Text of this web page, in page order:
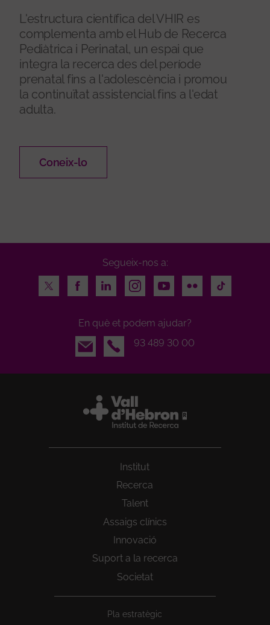
L'estructura científica del VHIR es
complementa amb el Hub de Recerca
Pediàtrica i Perinatal, un espai que
integra la recerca des del període
prenatal fins a l'adolescència i promou
la continuïtat assistencial fins a l'edat
adulta.
Coneix-lo
Segueix-nos a:
Twitter
FacebookLinkedInInstagramYoutubeFlickr TikTok
En què et podem ajudar?
Email
93 489 30 00
Institut
Recerca
Talent
Assaigs clínics
Innovació
Suport a la recerca
Societat
Pla estratègic